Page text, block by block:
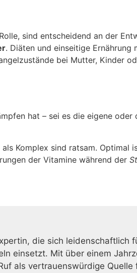
sind entscheidend an der
. Diäten und einseitige Ernährung
bei Mutter, Kinder
hat – sei es die eigene
als Komplex sind ratsam.
der Vitamine während der
die sich leidenschaftlich
einsetzt. Mit über einem
als vertrauenswürdige